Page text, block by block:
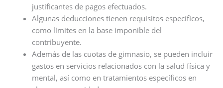
justificantes de pagos efectuados.
Algunas deducciones tienen requisitos específicos,
como límites en la base imponible del
contribuyente.
Además de las cuotas de gimnasio, se pueden incluir
gastos en servicios relacionados con la salud física y
mental, así como en tratamientos específicos en